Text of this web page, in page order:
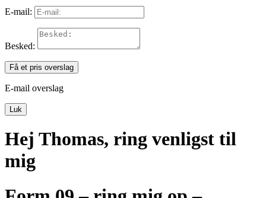
E-mail:
Besked:
Få et pris overslag
E-mail overslag
Luk
Hej Thomas, ring venligst til
mig